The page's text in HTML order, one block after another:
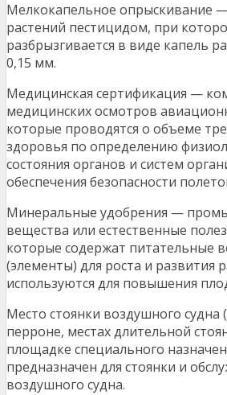
Мелкокапельное опрыскивание
растений пестицидом, при
разбрызгивается в виде капель
0,15 мм.
Медицинская сертификация —
медицинских осмотров
которые проводятся о объеме
здоровья по определению
состояния органов и систем
обеспечения безопасности
Минеральные удобрения —
вещества или естественные
которые содержат питательные
(элементы) для роста и развития
используются для повышения
Место стоянки воздушного
перроне, местах длительной
площадке специального
предназначен для стоянки и
воздушного судна.